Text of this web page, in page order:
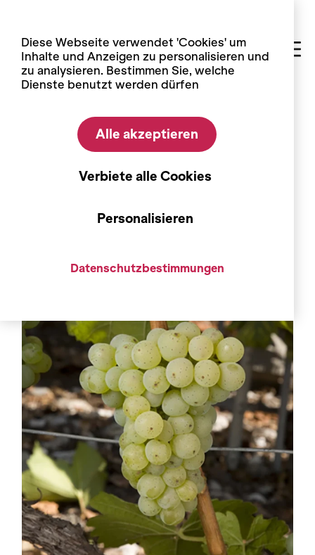
Blog
Die Rebsorten
Die Rebsorten
Johannisberg, zwischen Riesling
Diese Webseite verwendet 'Cookies' um
Inhalte und Anzeigen zu personalisieren und
zu analysieren. Bestimmen Sie, welche
Dienste benutzt werden dürfen
Alle akzeptieren
Verbiete alle Cookies
Personalisieren
Datenschutzbestimmungen